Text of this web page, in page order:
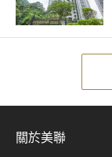
關於美聯